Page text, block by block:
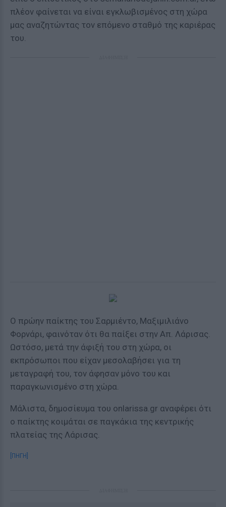
πλέον φαίνεται να είναι εγκλωβισμένος στη χώρα
μας αναζητώντας τον επόμενο σταθμό της καριέρας
του.
Ο πρώην παίκτης του Σαρμιέντο, Μαξιμιλιάνο
Φορνάρι, φαινόταν ότι θα παίξει στην Απ. Λάρισας.
Ωστόσο, μετά την άφιξή του στη χώρα, οι
εκπρόσωποι που είχαν μεσολαβήσει για τη
μεταγραφή του, τον άφησαν μόνο του και
παραγκωνισμένο στη χώρα.
Μάλιστα, δημοσίευμα του onlarissa.gr αναφέρει ότι
ο παίκτης κοιμάται σε παγκάκια της κεντρικής
πλατείας της Λάρισας.
[ΠΗΓΗ]